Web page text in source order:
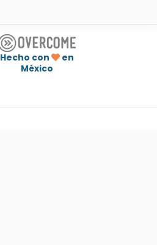
Hecho con
en
México